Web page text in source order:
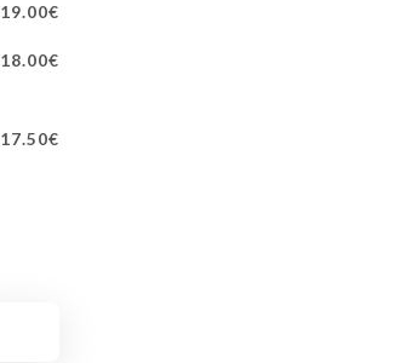
19.00€
18.00€
17.50€